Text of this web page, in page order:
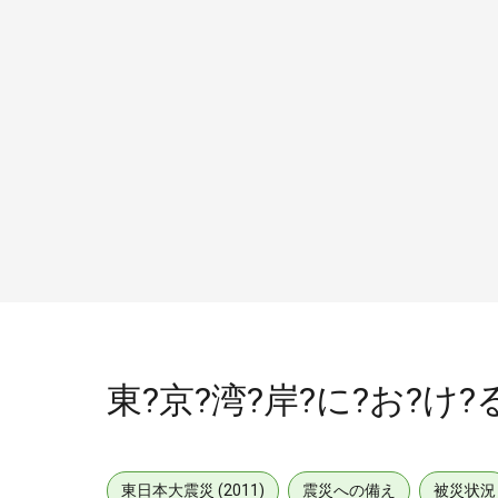
東?京?湾?岸?に?お?け?
東日本大震災 (2011) 震災への備え 被災状況